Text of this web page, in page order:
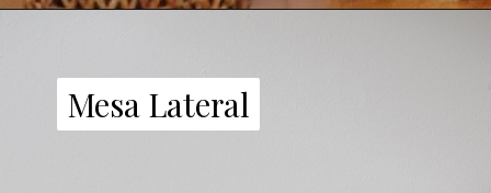
Mesa Lateral
Mesa Lateral